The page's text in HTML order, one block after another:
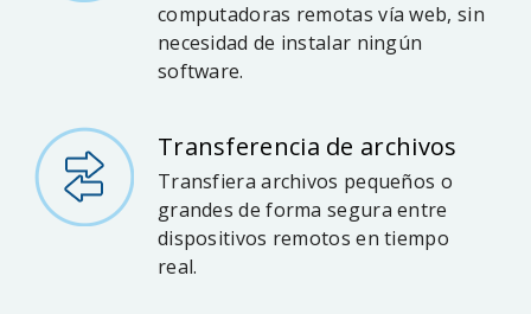
computadoras remotas vía web, sin
necesidad de instalar ningún
software.
Transferencia de archivos
Transfiera archivos pequeños o
grandes de forma segura entre
dispositivos remotos en tiempo
real.